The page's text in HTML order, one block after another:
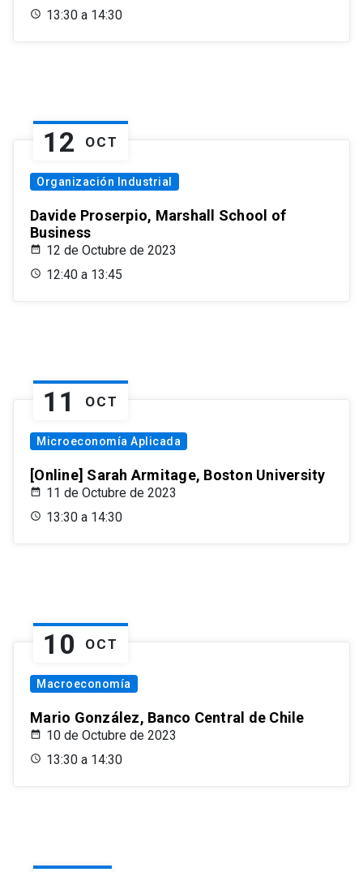
13:30 a 14:30
12 OCT
Organización Industrial
Davide Proserpio, Marshall School of
Business
12 de Octubre de 2023
12:40 a 13:45
11 OCT
Microeconomía Aplicada
[Online] Sarah Armitage, Boston University
11 de Octubre de 2023
13:30 a 14:30
10 OCT
Macroeconomía
Mario González, Banco Central de Chile
10 de Octubre de 2023
13:30 a 14:30